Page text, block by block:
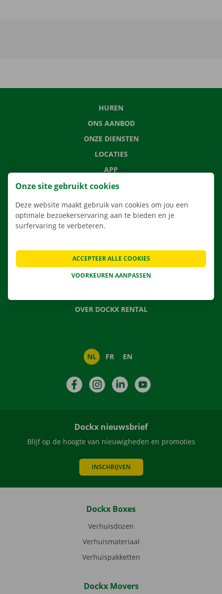
HUREN
ONS AANBOD
ONZE DIENSTEN
LOCATIES
APP
VERHUISOPLOSSINGEN
NIEUWS
CADEAUBON
OVER DOCKX RENTAL
NL FR EN
FacebookInstagramLinkedIn
Dockx nieuwsbrief
Blijf op de hoogte van nieuwigheden en promoties
INSCHRIJVEN
Dockx Boxes
Verhuisdozen
Verhuismateriaal
Verhuispakketten
Dockx Movers
Onze site gebruikt cookies
Deze website maakt gebruik van cookies om jou een
optimale bezoekerservaring aan te bieden en je
surfervaring te verbeteren.
VOORKEUREN AANPASSEN
ACCEPTEER ALLE COOKIES